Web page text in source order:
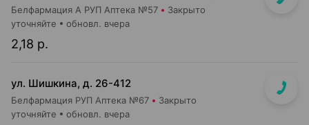
Белфармация А РУП Аптека №57 Закрыто
2,18 р.
уточняйте обновл. вчера
ул. Шишкина, д. 26-412
Белфармация РУП Аптека №67 Закрыто
уточняйте обновл. вчера